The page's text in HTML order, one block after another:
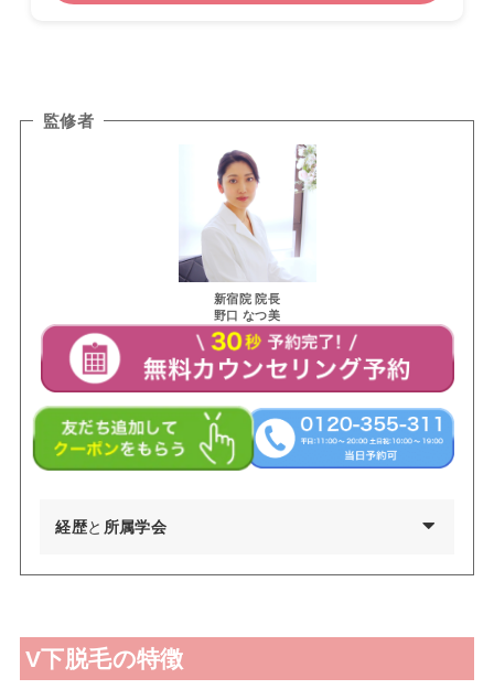
監修者
新宿院 院長
野口 なつ美
経歴と 所属学会
2010年04月 東京医科歯科大学医学部付属病院 研修医
V下脱毛の特徴